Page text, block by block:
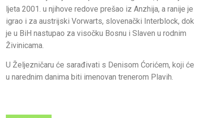
ljeta 2001. u njihove redove prešao iz Anzhija, a ranije je
igrao i za austrijski Vorwarts, slovenački Interblock, dok
je u BiH nastupao za visočku Bosnu i Slaven u rodnim
Živinicama.
U Željezničaru će sarađivati s Denisom Ćorićem, koji će
u narednim danima biti imenovan trenerom Plavih.